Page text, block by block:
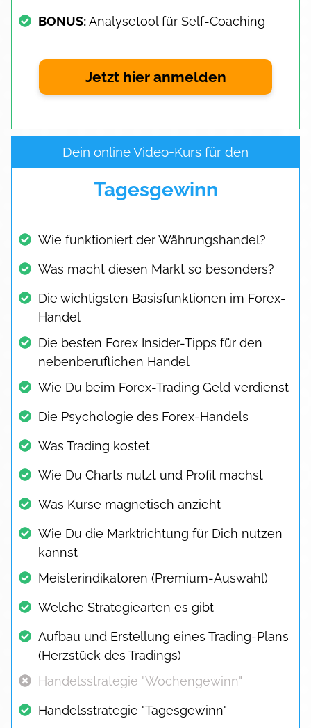
BONUS:Analysetool für Self-Coaching
Jetzt hier anmelden
Dein online Video-Kurs für den
Tagesgewinn
Wie funktioniert der Währungshandel?
Was macht diesen Markt so besonders?
Die wichtigsten Basisfunktionen im Forex-
Handel
Die besten Forex Insider-Tipps für den
nebenberuflichen Handel
Wie Du beim Forex-Trading Geld verdienst
Die Psychologie des Forex-Handels
Was Trading kostet
Wie Du Charts nutzt und Profit machst
Was Kurse magnetisch anzieht
Wie Du die Marktrichtung für Dich nutzen
kannst
Meisterindikatoren (Premium-Auswahl)
Welche Strategiearten es gibt
Aufbau und Erstellung eines Trading-Plans
(Herzstück des Tradings)
Handelsstrategie "Wochengewinn"
Handelsstrategie "Tagesgewinn"